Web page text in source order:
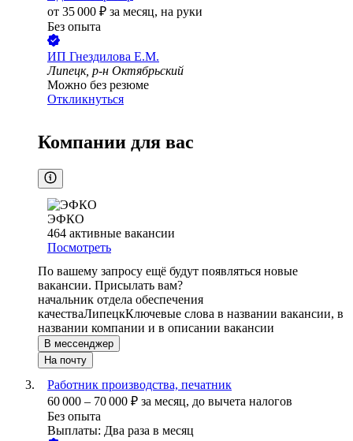
от 35 000 ₽ за месяц, на руки
Без опыта
ИП Гнездилова Е.М.
Липецк, р-н Октябрьский
Можно без резюме
Откликнуться
Компании для вас
ЭФКО
464 активные вакансии
Посмотреть
По вашему запросу ещё будут появляться новые
вакансии. Присылать вам?
начальник отдела обеспечения
качестваЛипецкКлючевые слова в названии вакансии, в
названии компании и в описании вакансии
В мессенджер
На почту
Работник производства, печатник
60 000 – 70 000 ₽ за месяц, до вычета налогов
Без опыта
Выплаты: Два раза в месяц